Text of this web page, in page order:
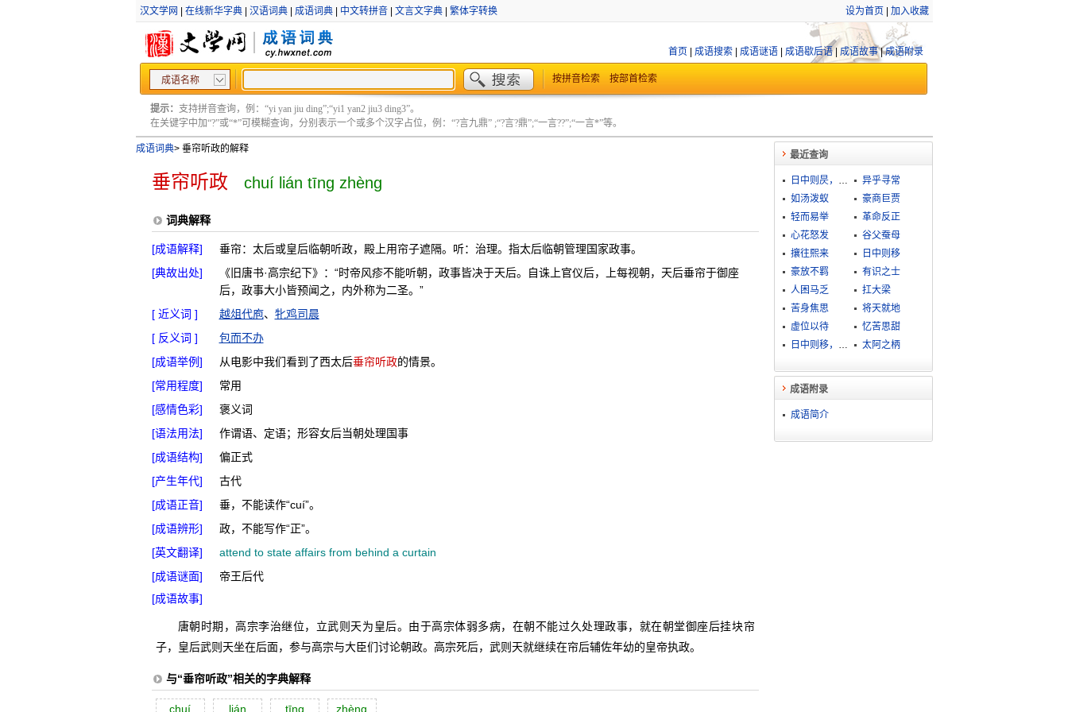
汉文学网 在线新华字典| 汉语词典| 成语词典| 中文转拼音| 文言文字典| 繁体字转换 设为首页 加入收藏
首页 成语搜索| 成语谜语| 成语歇后语| 成语故事|成语附录
成语名称 按拼音检索 按部首检索
提示： 支持拼音查询，例：“yi yan jiu ding”;“yi1 yan2 jiu3 ding3”。
在关键字中加“?”或“*”可模糊查询，分别表示一个或多个汉字占位，例：“?言九鼎” ;“?言?鼎”;“一言??”;“一言*”等。
成语词典>垂帘听政的解释
垂帘听政 chuí lián tīng zhèng
词典解释
[成语解释]
垂帘：太后或皇后临朝听政，殿上用帘子遮隔。听：治理。指太后临朝管理国家政事。
[典故出处]
《旧唐书·高宗纪下》：“时帝风疹不能听朝，政事皆决于天后。自诛上官仪后，上每视朝，天后垂帘于御座
后，政事大小皆预闻之，内外称为二圣。”
[ 近义词 ]
越俎代庖、 牝鸡司晨
[ 反义词 ]
包而不办
[成语举例]
从电影中我们看到了西太后垂帘听政的情景。
[常用程度]
常用
[感情色彩]
褒义词
[语法用法]
作谓语、定语；形容女后当朝处理国事
[成语结构]
偏正式
[产生年代]
古代
[成语正音]
垂，不能读作“cuí”。
[成语辨形]
政，不能写作“正”。
[英文翻译]
attend to state affairs from behind a curtain
[成语谜面]
帝王后代
[成语故事]
唐朝时期，高宗李治继位，立武则天为皇后。由于高宗体弱多病，在朝不能过久处理政事，就在朝堂御座后挂块帘
子，皇后武则天坐在后面，参与高宗与大臣们讨论朝政。高宗死后，武则天就继续在帘后辅佐年幼的皇帝执政。
与“垂帘听政”相关的字典解释
chuí lián tīng zhèng
最近查询
日中则昃，月盈则食
异乎寻常
如汤泼蚁
豪商巨贾
轻而易举
革命反正
心花怒发
谷父蚕母
攘往熙来
日中则移
豪放不羁
有识之士
人困马乏
扛大梁
苦身焦思
将天就地
虚位以待
忆苦思甜
日中则移，月满则亏
太阿之柄
成语附录
成语简介